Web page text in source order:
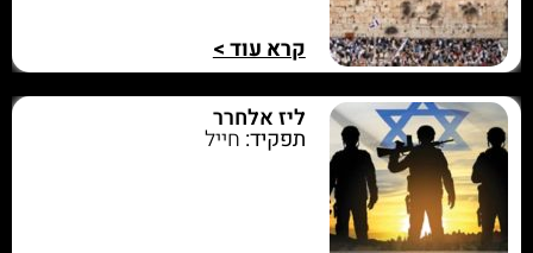
קרא עוד >
ליז אלחרר
תפקיד: חייל